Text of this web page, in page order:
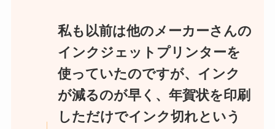
私も以前は他のメーカーさんの
インクジェットプリンターを
使っていたのですが、インク
が減るのが早く、年賀状を印刷
しただけでインク切れという